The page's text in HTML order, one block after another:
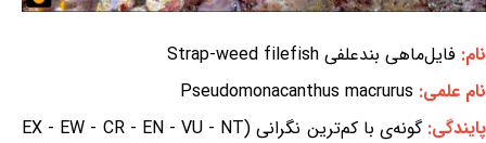
نام: فایل‌ماهی بندعلفی Strap-weed filefish
نام علمی: Pseudomonacanthus macrurus
پایندگی:
گونه‌ی با کم‌ترین نگرانی (EX - EW - CR - EN - VU - NT